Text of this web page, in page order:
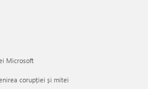
Microsoft
corupției și mitei